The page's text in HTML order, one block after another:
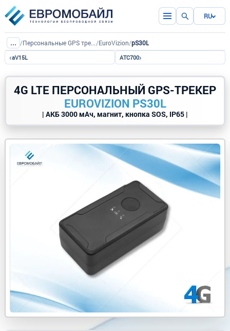
RU
... / Персональные GPS трекеры/EuroVizion/pS30L
‹aV15L ATC700›
4G LTE ПЕРСОНАЛЬНЫЙ GPS-ТРЕКЕР
EUROVIZION PS30L
| АКБ 3000 мАч, магнит, кнопка SOS, IP65 |